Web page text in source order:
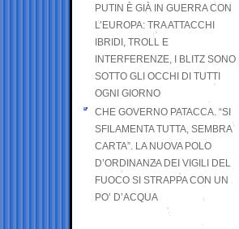
PUTIN È GIÀ IN GUERRA CON
L’EUROPA: TRA ATTACCHI
IBRIDI, TROLL E
INTERFERENZE, I BLITZ SONO
SOTTO GLI OCCHI DI TUTTI
OGNI GIORNO
CHE GOVERNO PATACCA. “SI
SFILAMENTA TUTTA, SEMBRA
CARTA”. LA NUOVA POLO
D’ORDINANZA DEI VIGILI DEL
FUOCO SI STRAPPA CON UN
PO’ D’ACQUA